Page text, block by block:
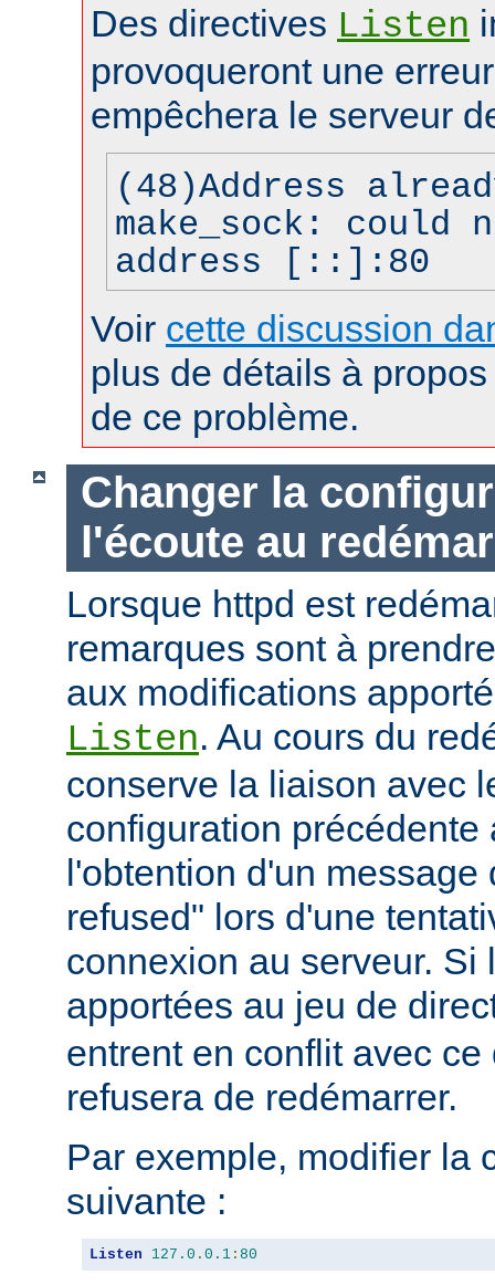
Des directives Listen
provoqueront une
empêchera le serveur
(48)Address
make_sock: could
address [::]:80
Voir cette discussion
plus de détails à
de ce problème.
Changer la
l'écoute au
Lorsque httpd est
remarques sont à
aux modifications
Listen. Au cours du
conserve la liaison avec
configuration précédente
l'obtention d'un
refused" lors d'une
connexion au serveur. Si
apportées au jeu de
entrent en conflit avec
refusera de redémarrer.
Par exemple, modifier la
suivante :
Listen 127.0 . 0.1 : 80